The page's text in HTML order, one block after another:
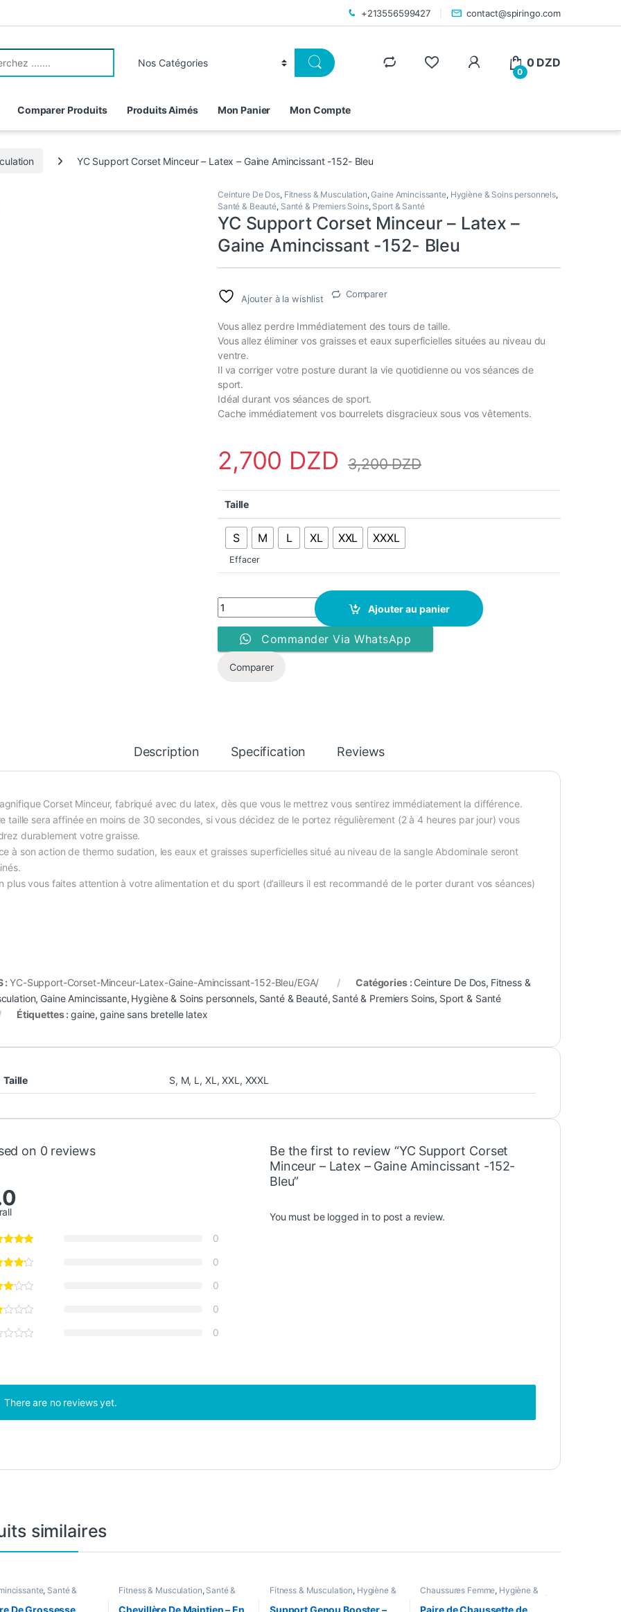
+213556599427 contact@spiringo.com
0
0 DZD
Comparer Produits Produits Aimés Mon Panier Mon Compte
YC Support Corset Minceur – Latex – Gaine Amincissant -152- Bleu
Ceinture De Dos, Fitness & Musculation,Gaine Amincissante, Hygiène & Soins personnels,
Santé & Beauté, Santé & Premiers Soins, Sport & Santé
YC Support Corset Minceur – Latex –
Gaine Amincissant -152- Bleu
Ajouter à la wishlist Comparer
Vous allez perdre Immédiatement des tours de taille.
Vous allez éliminer vos graisses et eaux superficielles situées au niveau du
ventre.
Il va corriger votre posture durant la vie quotidienne ou vos séances de
sport.
Idéal durant vos séances de sport.
Cache immédiatement vos bourrelets disgracieux sous vos vêtements.
2,700 DZD 3,200DZD
Taille
S M L XL XXL XXXL
Effacer
YC Support Corset Minceur - Latex - Gaine Amincissant -152- Bleu quantity
Ajouter au panier
Commander Via WhatsApp
Comparer
Description Specification Reviews
Corset Minceur, fabriqué avec du latex, dès que vous le mettrez vous sentirez immédiatement la différence.
taille sera affinée en moins de 30 secondes, si vous décidez de le portez régulièrement (2 à 4 heures par jour) vous
durablement votre graisse.
à son action de thermo sudation, les eaux et graisses superficielles situé au niveau de la sangle Abdominale seront
plus vous faites attention à votre alimentation et du sport (d’ailleurs il est recommandé de le porter durant vos séances)
:YC-Support-Corset-Minceur-Latex-Gaine-Amincissant-152-Bleu/EGA/ Catégories : Ceinture De Dos, Fitness &
, Gaine Amincissante, Hygiène & Soins personnels, Santé & Beauté, Santé & Premiers Soins, Sport & Santé
Étiquettes :gaine,gaine sans bretelle latex
Taille S, M, L, XL,XXL, XXXL
on 0 reviews
0
0
0
0
0
Be the first to review “YC Support Corset
Minceur – Latex – Gaine Amincissant -152-
Bleu”
You must be logged in to post a review.
There are no reviews yet.
similaires
, Santé &
Santé & Premiers Soins
De Grossesse
Fitness & Musculation, Santé &
Beauté
Chevillère De Maintien – En
Fitness & Musculation, Hygiène &
Santé & Beauté
Santé & Premiers Soins,soin
Support Genou Booster –
Chaussures Femme, Hygiène &
Santé & Beauté
soin pieds
Paire de Chaussette de